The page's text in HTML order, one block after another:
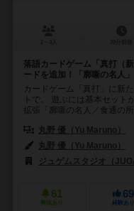
落語カードゲーム「真打（
ードを追加！「廓噺の名人
カードゲーム「真打」に新
トで。 遊ぶには基本セット
拡張「廓噺の名人／食通の所
丸野 優（Yu Maruno）
丸野 優（Yu Maruno）
ジュゲムスタジオ（
61
興味あり
69
経験あり